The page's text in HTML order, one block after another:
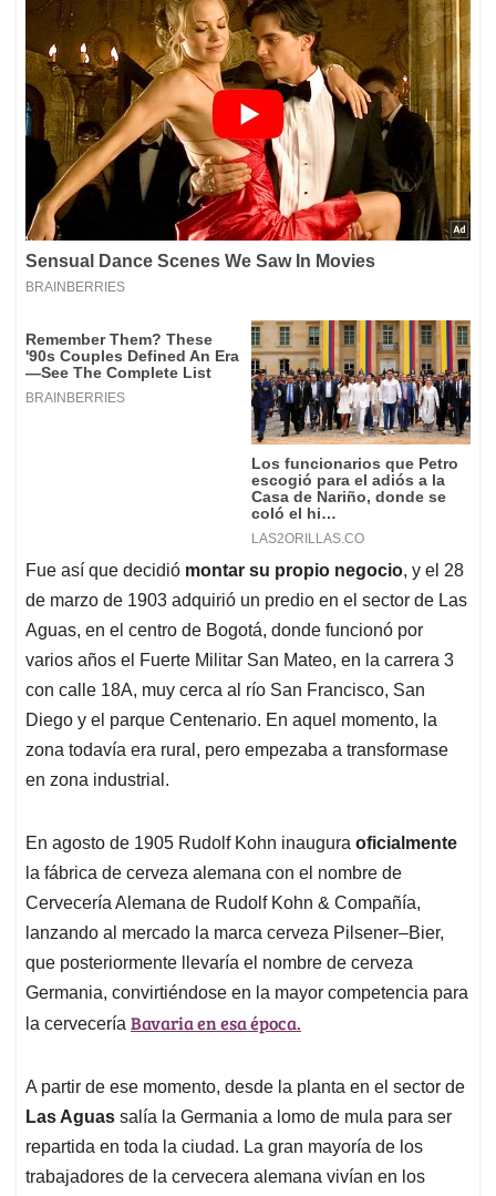
Fue así que decidió montar su propio negocio, y el 28
de marzo de 1903 adquirió un predio en el sector de Las
Aguas, en el centro de Bogotá, donde funcionó por
varios años el Fuerte Militar San Mateo, en la carrera 3
con calle 18A, muy cerca al río San Francisco, San
Diego y el parque Centenario. En aquel momento, la
zona todavía era rural, pero empezaba a transformase
en zona industrial.
En agosto de 1905 Rudolf Kohn inaugura oficialmente
la fábrica de cerveza alemana con el nombre de
Cervecería Alemana de Rudolf Kohn & Compañía,
lanzando al mercado la marca cerveza Pilsener–Bier,
que posteriormente llevaría el nombre de cerveza
Germania, convirtiéndose en la mayor competencia para
la cervecería Bavaria en esa época.
A partir de ese momento, desde la planta en el sector de
Las Aguas salía la Germania a lomo de mula para ser
repartida en toda la ciudad. La gran mayoría de los
trabajadores de la cervecera alemana vivían en los